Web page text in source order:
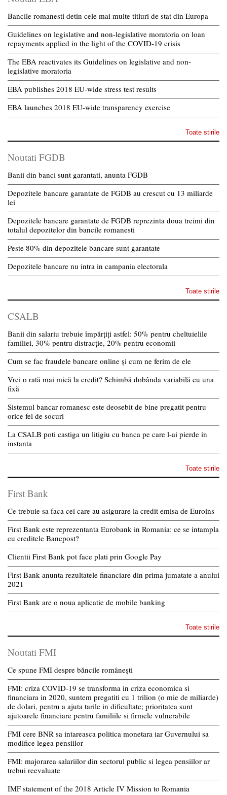
Bancile romanesti detin cele mai multe titluri de stat din Europa
Guidelines on legislative and non-legislative moratoria on loan
repayments applied in the light of the COVID-19 crisis
The EBA reactivates its Guidelines on legislative and non-
legislative moratoria
EBA publishes 2018 EU-wide stress test results
EBA launches 2018 EU-wide transparency exercise
Toate stirile
Noutati FGDB
Banii din banci sunt garantati, anunta FGDB
Depozitele bancare garantate de FGDB au crescut cu 13 miliarde
lei
Depozitele bancare garantate de FGDB reprezinta doua treimi din
totalul depozitelor din bancile romanesti
Peste 80% din depozitele bancare sunt garantate
Depozitele bancare nu intra in campania electorala
Toate stirile
CSALB
Banii din salariu trebuie împărțiți astfel: 50% pentru cheltuielile
familiei, 30% pentru distracție, 20% pentru economii
Cum se fac fraudele bancare online și cum ne ferim de ele
Vrei o rată mai mică la credit? Schimbă dobânda variabilă cu una
fixă
Sistemul bancar romanesc este deosebit de bine pregatit pentru
orice fel de socuri
La CSALB poti castiga un litigiu cu banca pe care l-ai pierde in
instanta
Toate stirile
First Bank
Ce trebuie sa faca cei care au asigurare la credit emisa de Euroins
First Bank este reprezentanta Eurobank in Romania: ce se intampla
cu creditele Bancpost?
Clientii First Bank pot face plati prin Google Pay
First Bank anunta rezultatele financiare din prima jumatate a anului
2021
First Bank are o noua aplicatie de mobile banking
Toate stirile
Noutati FMI
Ce spune FMI despre băncile românești
FMI: criza COVID-19 se transforma in criza economica si
financiara in 2020, suntem pregatiti cu 1 trilion (o mie de miliarde)
de dolari, pentru a ajuta tarile in dificultate; prioritatea sunt
ajutoarele financiare pentru familiile si firmele vulnerabile
FMI cere BNR sa intareasca politica monetara iar Guvernului sa
modifice legea pensiilor
FMI: majorarea salariilor din sectorul public si legea pensiilor ar
trebui reevaluate
IMF statement of the 2018 Article IV Mission to Romania